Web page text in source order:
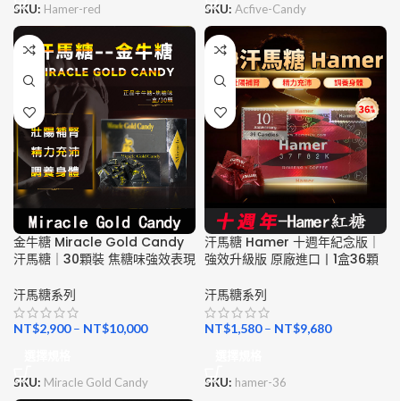
SKU: Hamer-red
SKU: Acfive-Candy
金牛糖 Miracle Gold Candy
汗馬糖｜30顆裝 焦糖味強效表現
汗馬糖系列
NT$2,900– NT$10,000
SKU: Miracle Gold Candy
汗馬糖 Hamer 十週年紀念版｜
強效升級版 原廠進口丨1盒36顆
汗馬糖系列
NT$1,580– NT$9,680
SKU: hamer-36